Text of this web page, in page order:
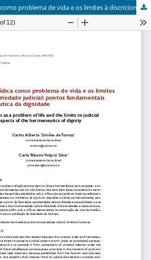
A ordem jurídica como problema de vida e os limites à discricionariedade judicial: pontos fundamentais da hermenêutica da dignidade